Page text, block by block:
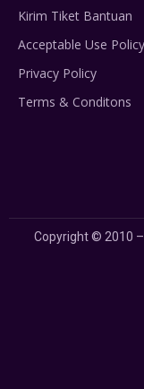
Kirim Tiket Bantuan
Acceptable Use Policy
Privacy Policy
Terms & Conditons
Copyright © 2010 –